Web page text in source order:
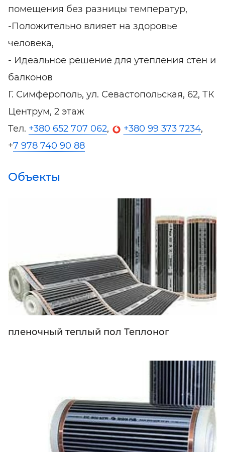
помещения без разницы температур,
-Положительно влияет на здоровье
человека,
- Идеальное решение для утепления стен и
балконов
Г. Симферополь, ул. Севастопольская, 62, ТК
Центрум, 2 этаж
Тел. +380 652 707 062, +380 99 373 7234,
+7 978 740 90 88
Объекты
пленочный теплый пол Теплоног